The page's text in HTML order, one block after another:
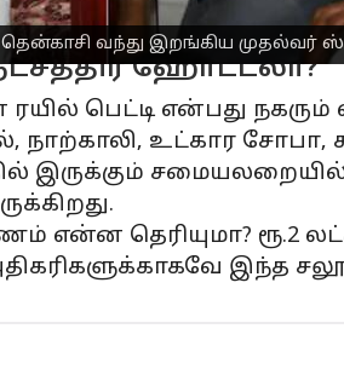
தென்காசி வந்து இறங்கிய முதல்வர்
ஹோட்டலா?
பெட்டி என்பது
நாற்காலி, உட்கார
இருக்கும் சமையலறையில்
என்ன தெரியுமா? ரூ.2
இந்த